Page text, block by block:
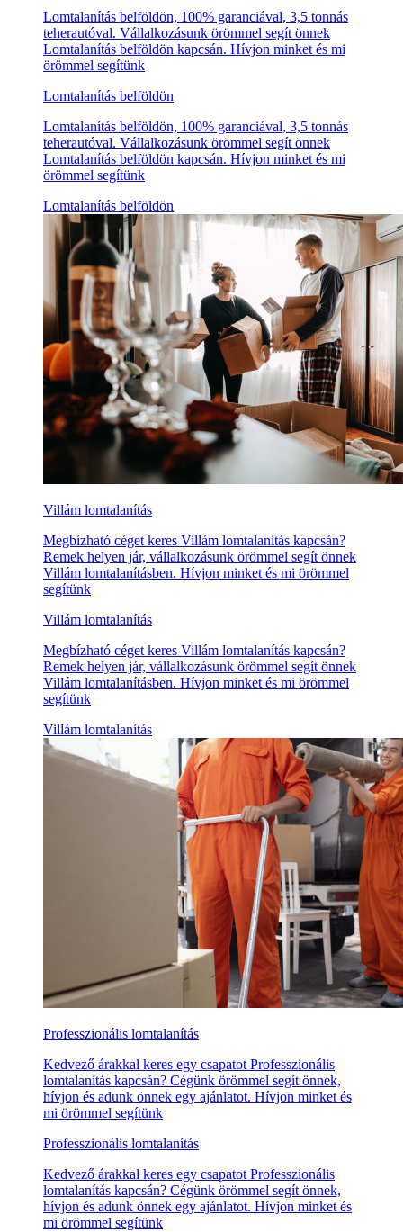
Lomtalanítás belföldön, 100% garanciával, 3,5 tonnás
teherautóval. Vállalkozásunk örömmel segít önnek
Lomtalanítás belföldön kapcsán. Hívjon minket és mi
örömmel segítünk
Lomtalanítás belföldön
Lomtalanítás belföldön, 100% garanciával, 3,5 tonnás
teherautóval. Vállalkozásunk örömmel segít önnek
Lomtalanítás belföldön kapcsán. Hívjon minket és mi
örömmel segítünk
Lomtalanítás belföldön
Villám lomtalanítás
Megbízható céget keres Villám lomtalanítás kapcsán?
Remek helyen jár, vállalkozásunk örömmel segít önnek
Villám lomtalanításben. Hívjon minket és mi örömmel
segítünk
Villám lomtalanítás
Megbízható céget keres Villám lomtalanítás kapcsán?
Remek helyen jár, vállalkozásunk örömmel segít önnek
Villám lomtalanításben. Hívjon minket és mi örömmel
segítünk
Villám lomtalanítás
Professzionális lomtalanítás
Kedvező árakkal keres egy csapatot Professzionális
lomtalanítás kapcsán? Cégünk örömmel segít önnek,
hívjon és adunk önnek egy ajánlatot. Hívjon minket és
mi örömmel segítünk
Professzionális lomtalanítás
Kedvező árakkal keres egy csapatot Professzionális
lomtalanítás kapcsán? Cégünk örömmel segít önnek,
hívjon és adunk önnek egy ajánlatot. Hívjon minket és
mi örömmel segítünk